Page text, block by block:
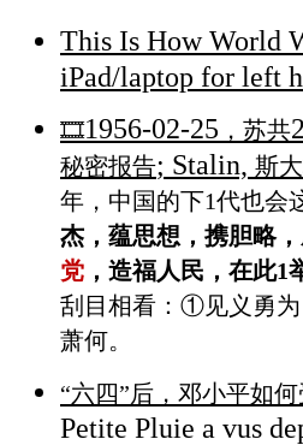
This Is How World
iPad/laptop for left
🎞️1956-02-25 ，苏共
秘密报告; Stalin, 斯
年，中国的下1代也
杰，蕴思想，携胆略
党 ，造福人民，在此1
刮目相看： ①见义勇为
萧何。
“六四”后，邓小平如
Petite Pluie a vus